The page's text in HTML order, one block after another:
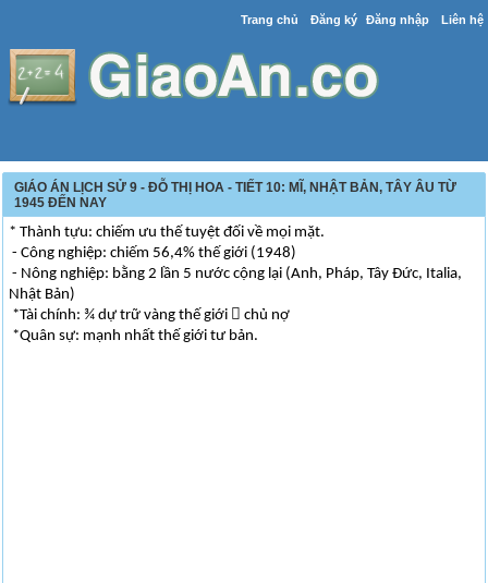
Trang chủ Đăng ký Đăng nhập Liên hệ
GIÁO ÁN LỊCH SỬ 9 - ĐỖ THỊ HOA - TIẾT 10: MĨ, NHẬT BẢN, TÂY ÂU TỪ
1945 ĐẾN NAY
* Thành tựu: chiếm ưu thế tuyệt đối về mọi mặt.
- Công nghiệp: chiếm 56,4% thế giới (1948)
- Nông nghiệp: bằng 2 lần 5 nước cộng lại (Anh, Pháp, Tây Đức, Italia,
Nhật Bản)
*Tài chính: ¾ dự trữ vàng thế giới  chủ nợ
*Quân sự: mạnh nhất thế giới tư bản.